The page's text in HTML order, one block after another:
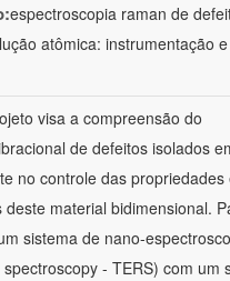
espectroscopia raman de
atômica: instrumentação e
visa a compreensão do
de defeitos isolados
no controle das propriedades
material bidimensional.
sistema de nano-
- TERS) com um